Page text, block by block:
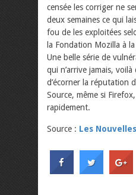
censée les corriger ne
deux semaines ce qui
fou de les exploitées
la Fondation Mozilla à
Une belle série de
qui n’arrive jamais,
d’écorner la réputation
Source, même si
rapidement.
Source : Les